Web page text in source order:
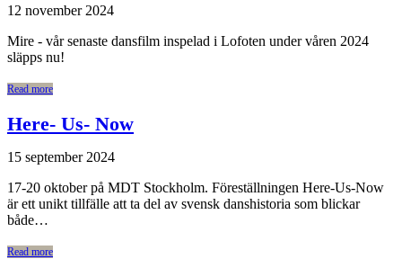
12 november 2024
Mire - vår senaste dansfilm inspelad i Lofoten under våren 2024
släpps nu!
Read more
Here- Us- Now
15 september 2024
17-20 oktober på MDT Stockholm. Föreställningen Here-Us-Now
är ett unikt tillfälle att ta del av svensk danshistoria som blickar
både…
Read more